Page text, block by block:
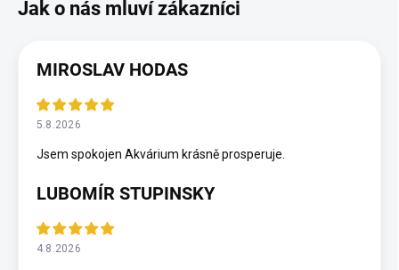
MIROSLAV HODAS
5.8.2026
Jsem spokojen Akvárium krásně prosperuje.
LUBOMÍR STUPINSKY
4.8.2026